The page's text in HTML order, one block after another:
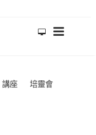
講座 培靈會